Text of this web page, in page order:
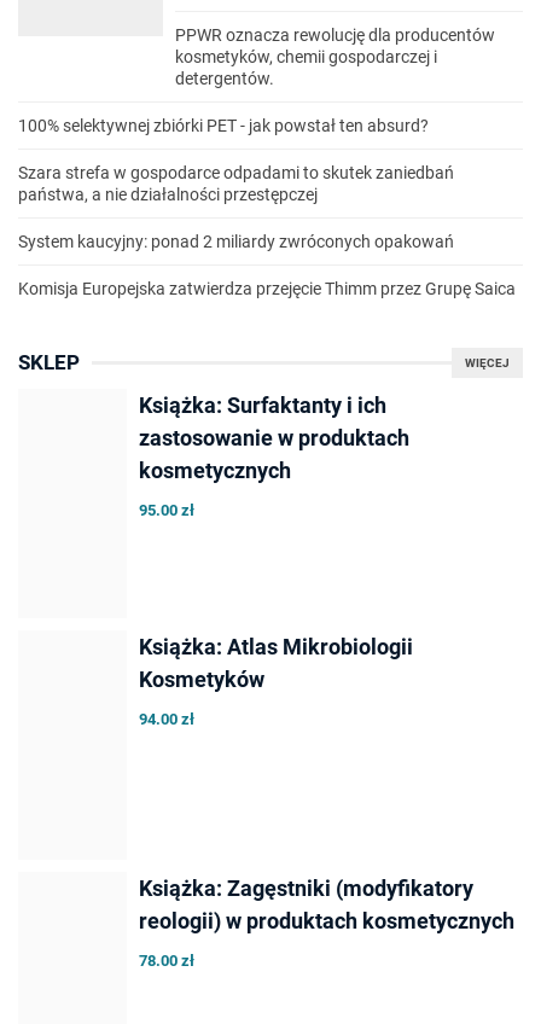
PPWR oznacza rewolucję dla producentów
kosmetyków, chemii gospodarczej i
detergentów.
100% selektywnej zbiórki PET - jak powstał ten absurd?
Szara strefa w gospodarce odpadami to skutek zaniedbań
państwa, a nie działalności przestępczej
System kaucyjny: ponad 2 miliardy zwróconych opakowań
Komisja Europejska zatwierdza przejęcie Thimm przez Grupę Saica
WIĘCEJ
SKLEP
Książka: Surfaktanty i ich
zastosowanie w produktach
kosmetycznych
95.00 zł
Książka: Atlas Mikrobiologii
Kosmetyków
94.00 zł
Książka: Zagęstniki (modyfikatory
reologii) w produktach kosmetycznych
78.00 zł